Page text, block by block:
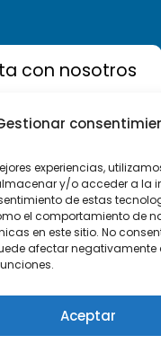
experiencias,
y/o acceder a la
de estas
el comportamiento de
en este sitio. No
afectar negativamente
Aceptar
con nosotros
por Superatec AC
30938391-4